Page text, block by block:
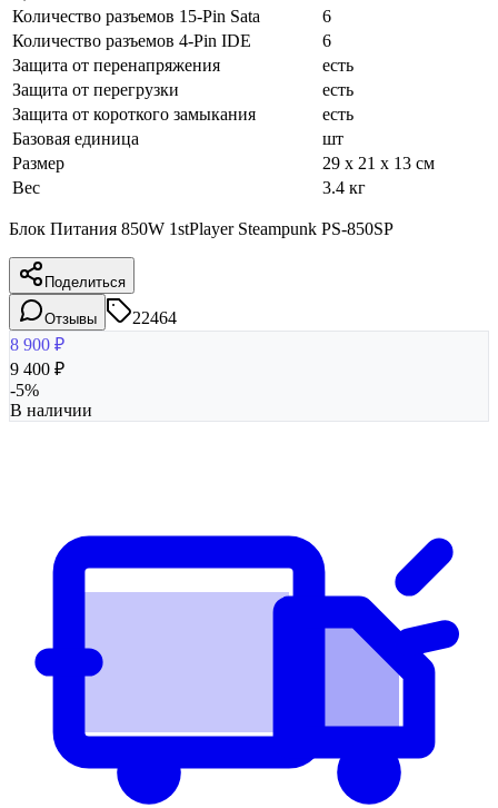
Количество разъемов 15-Pin Sata
6
Количество разъемов 4-Pin IDE
6
Защита от перенапряжения
есть
Защита от перегрузки
есть
Защита от короткого замыкания
есть
Базовая единица
шт
Размер
29 x 21 x 13 см
Вес
3.4 кг
Блок Питания 850W 1stPlayer Steampunk PS-850SP
Поделиться
Отзывы
22464
8 900 ₽
9 400 ₽
-5%
В наличии